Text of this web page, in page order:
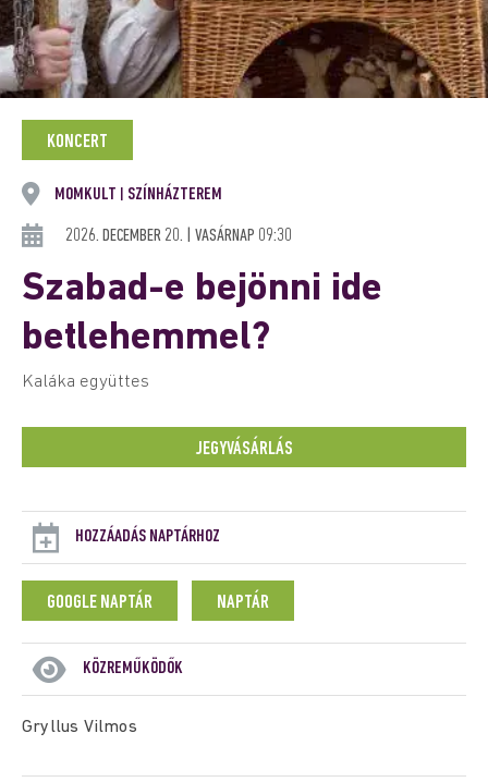
KONCERT
MOMKULT SZÍNHÁZTEREM
2026. DECEMBER 20. | VASÁRNAP 09:30
Szabad-e bejönni ide
betlehemmel?
Kaláka együttes
JEGYVÁSÁRLÁS
HOZZÁADÁS NAPTÁRHOZ
GOOGLE NAPTÁR NAPTÁR
KÖZREMŰKÖDŐK
Gryllus Vilmos